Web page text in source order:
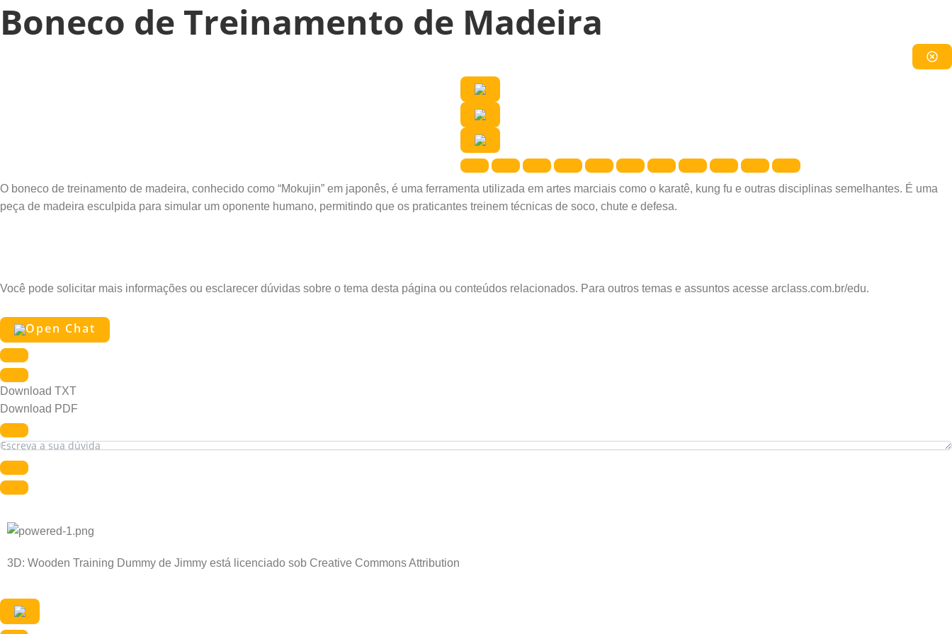
Boneco de Treinamento de Madeira
O boneco de treinamento de madeira, conhecido como “Mokujin” em japonês, é uma ferramenta utilizada em artes marciais como o karatê, kung fu e outras disciplinas semelhantes. É uma
peça de madeira esculpida para simular um oponente humano, permitindo que os praticantes treinem técnicas de soco, chute e defesa.
Você pode solicitar mais informações ou esclarecer dúvidas sobre o tema desta página ou conteúdos relacionados. Para outros temas e assuntos acesse arclass.com.br/edu.
Download TXT
Download PDF
3D: Wooden Training Dummy de Jimmy está licenciado sob Creative Commons Attribution